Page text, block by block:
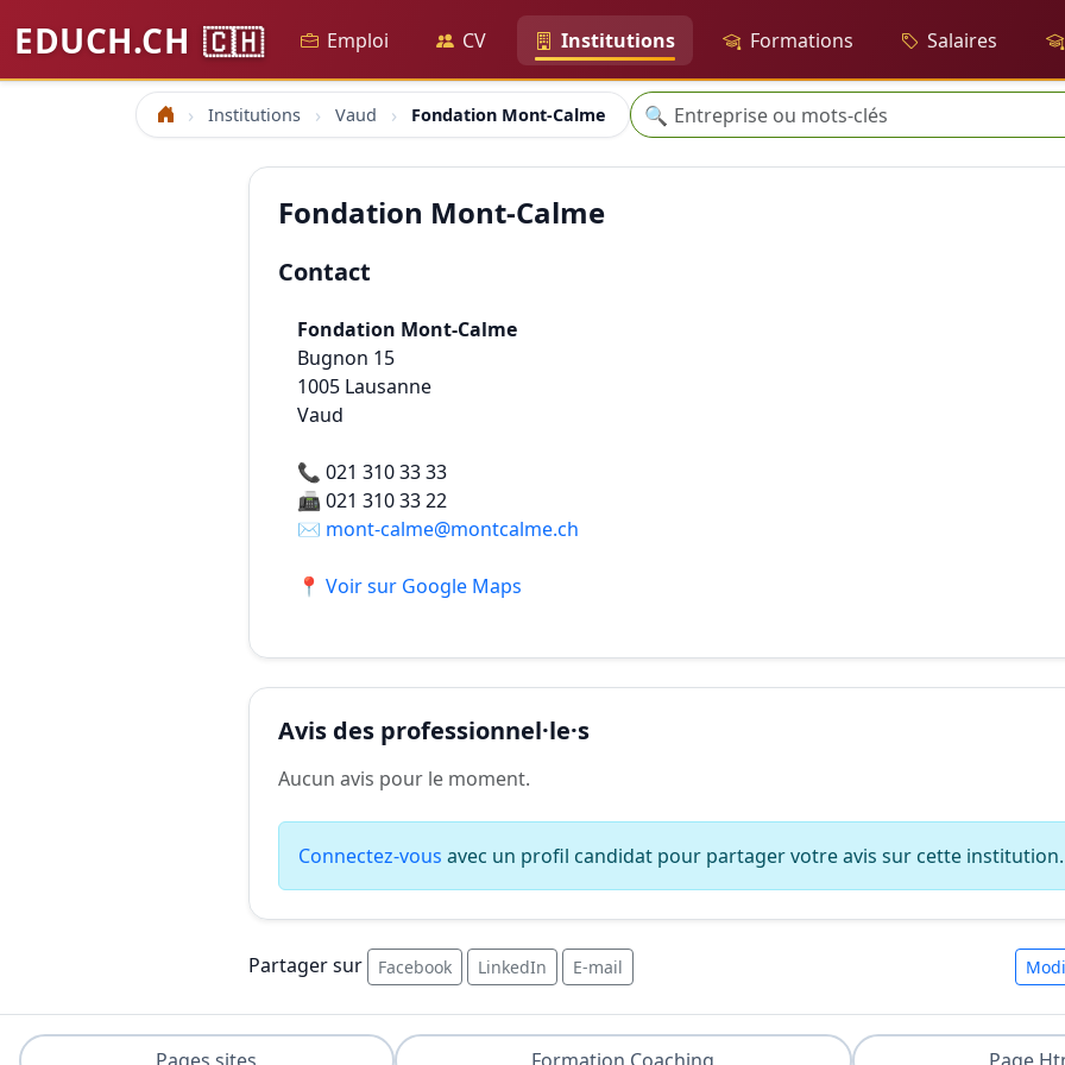
EDUCH.CH 🇨🇭 Emploi CV Institutions Formations Salaires
Accueil Institutions Vaud Fondation Mont-Calme Recherche
🔍
Fondation Mont-Calme
Contact
Fondation Mont-Calme
Bugnon 15
1005 Lausanne
Vaud
📞 021 310 33 33
📠021 310 33 22
✉️ mont-calme@montcalme.ch
📍 Voir sur Google Maps
Avis des professionnel·le·s
Aucun avis pour le moment.
Connectez-vous avec un profil candidat pour partager votre avis sur cette institution.
Partager sur Facebook LinkedIn E-mail